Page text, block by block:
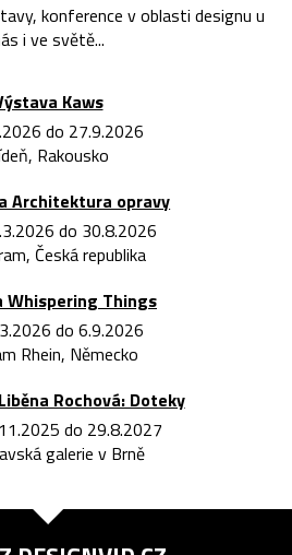
konference v oblasti designu u
i ve světě...
Kaws
do 27.9.2026
Rakousko
Architektura opravy
do 30.8.2026
Česká republika
Whispering Things
do 6.9.2026
Rhein, Německo
Rochová: Doteky
do 29.8.2027
galerie v Brně